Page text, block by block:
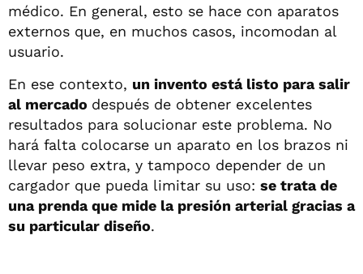
médico. En general, esto se hace con aparatos
externos que, en muchos casos, incomodan al
usuario.
En ese contexto, un invento está listo para salir
al mercado después de obtener excelentes
resultados para solucionar este problema. No
hará falta colocarse un aparato en los brazos ni
llevar peso extra, y tampoco depender de un
cargador que pueda limitar su uso: se trata de
una prenda que mide la presión arterial gracias a
su particular diseño.